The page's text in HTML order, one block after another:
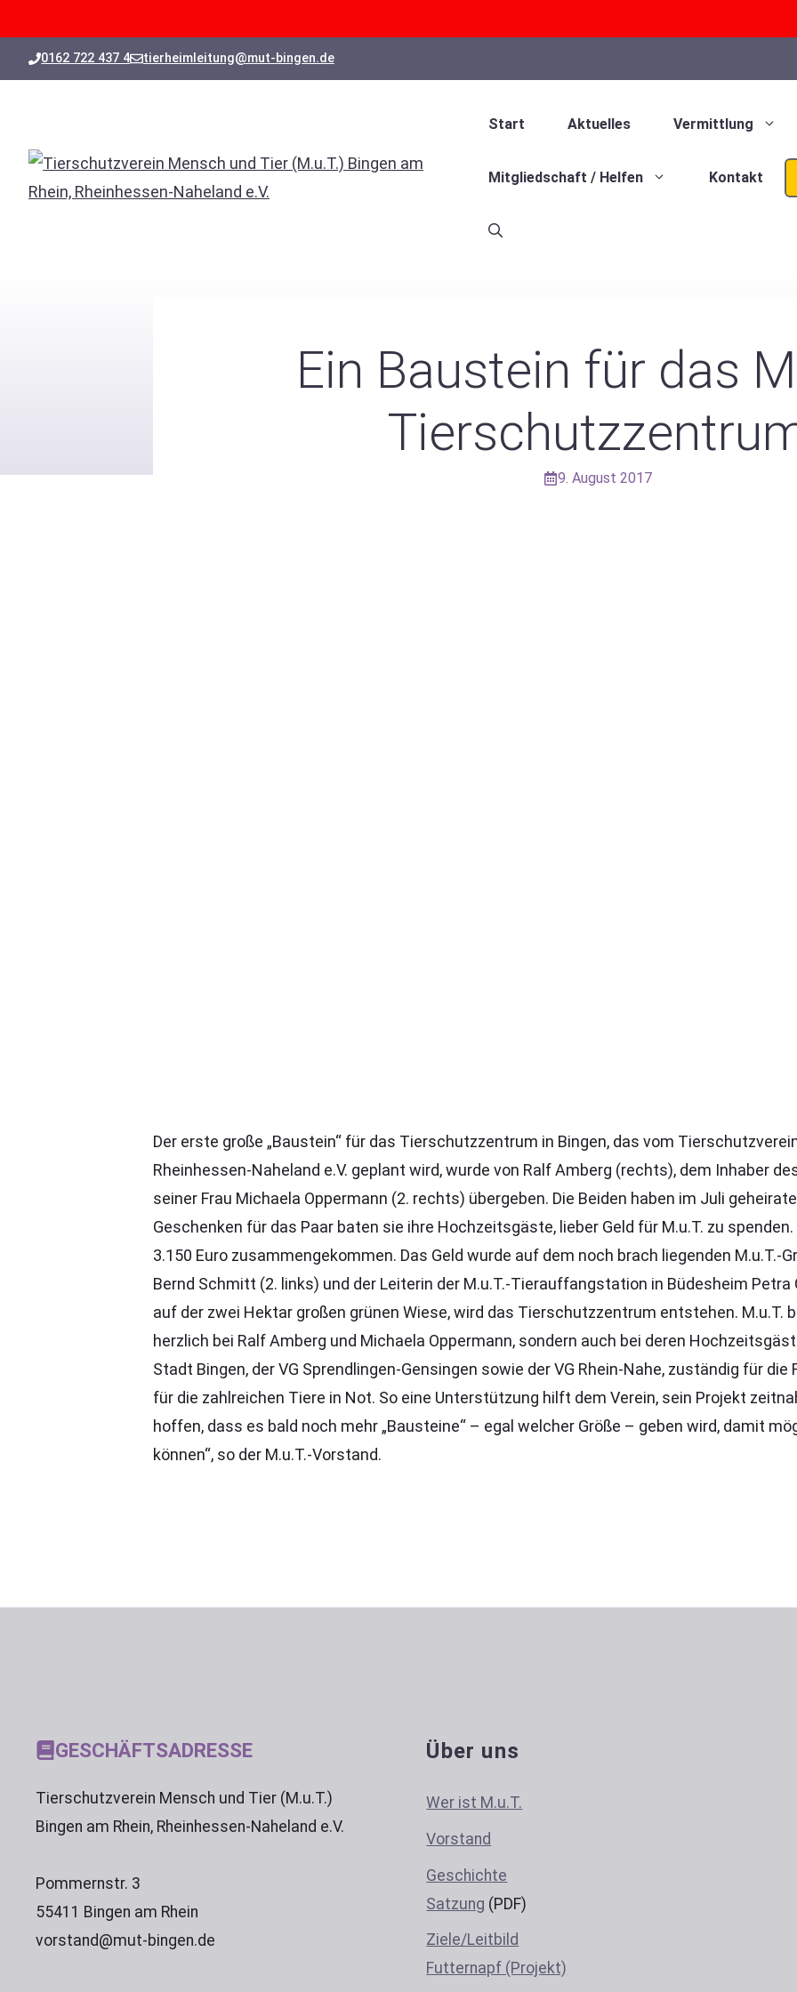
Inhalt
0162 722 437 4 tierheimleitung@mut-bingen.de
Start Aktuelles Vermittlung
Mitgliedschaft / Helfen Kontakt
Ein Baustein für das
9. August 2017
Der erste große „Baustein“ für das Tierschutzzentrum in Bingen, das vom
Rheinhessen-Naheland e.V. geplant wird, wurde von Ralf Amberg (rechts), dem Inhaber
seiner Frau Michaela Oppermann (2. rechts) übergeben. Die Beiden haben im Juli
Geschenken für das Paar baten sie ihre Hochzeitsgäste, lieber Geld für M.u.T. zu
3.150 Euro zusammengekommen. Das Geld wurde auf dem noch brach liegenden
Bernd Schmitt (2. links) und der Leiterin der M.u.T.-Tierauffangstation in Büdesheim Petra
auf der zwei Hektar großen grünen Wiese, wird das Tierschutzzentrum entstehen. M.u.T.
herzlich bei Ralf Amberg und Michaela Oppermann, sondern auch bei deren
Stadt Bingen, der VG Sprendlingen-Gensingen sowie der VG Rhein-Nahe, zuständig für
für die zahlreichen Tiere in Not. So eine Unterstützung hilft dem Verein, sein Projekt
hoffen, dass es bald noch mehr „Bausteine“ – egal welcher Größe – geben wird, damit
können“, so der M.u.T.-Vorstand.
GESCHÄFTSADRESSE
Tierschutzverein Mensch und Tier (M.u.T.)
Bingen am Rhein, Rheinhessen-Naheland e.V.
Pommernstr. 3
55411 Bingen am Rhein
vorstand@mut-bingen.de
Über uns
Wer ist M.u.T.
Vorstand
Geschichte
Satzung (PDF)
Ziele/Leitbild
Futternapf (Projekt)